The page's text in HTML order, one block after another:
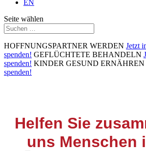
EN
Seite wählen
HOFFNUNGSPARTNER WERDEN Jetzt
spenden! GEFLÜCHTETE BEHANDELN
spenden! KINDER GESUND ERNÄHREN
spenden!
Helfen Sie
uns Menschen